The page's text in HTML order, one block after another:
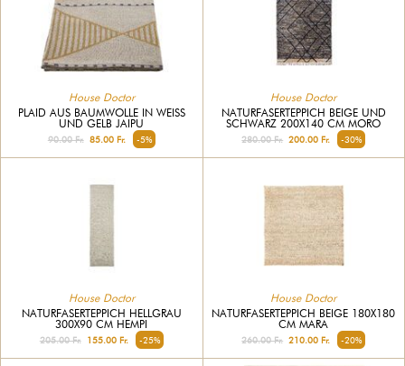
House Doctor
PLAID AUS BAUMWOLLE IN WEISS U
ND GELB JAIPU
90.00 Fr.85.00 Fr. -5%
House Doctor
NATURFASERTEPPICH BEIGE UND
SCHWARZ 200X140 CM MORO
280.00 Fr. 200.00 Fr. -30%
House Doctor
NATURFASERTEPPICH HELLGRAU
300X90 CM HEMPI
205.00 Fr.155.00 Fr. -25%
House Doctor
NATURFASERTEPPICH BEIGE 180X180
CM MARA
260.00 Fr. 210.00 Fr. -20%